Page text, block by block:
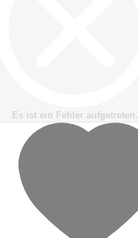
Es ist ein Fehler aufgetreten.